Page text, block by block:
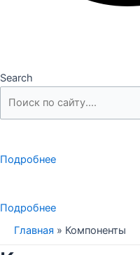
Search
Подробнее
Подробнее
Главная » Компоненты